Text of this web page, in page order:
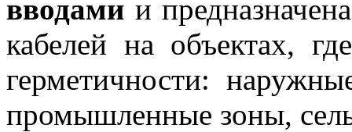
вводами и
кабелей на объектах,
герметичности:
промышленные зоны,